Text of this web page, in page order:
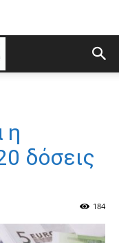
η
δόσεις
184